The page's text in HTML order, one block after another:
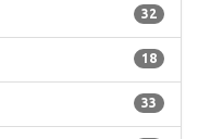
32
18
33